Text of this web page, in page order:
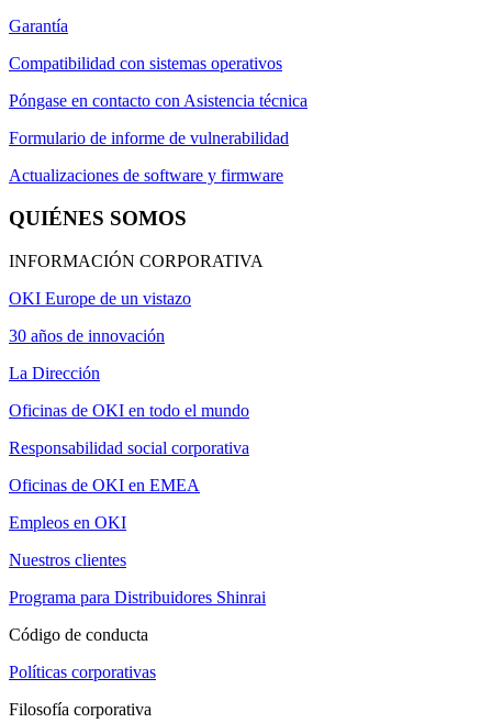
Garantía
Compatibilidad con sistemas operativos
Póngase en contacto con Asistencia técnica
Formulario de informe de vulnerabilidad
Actualizaciones de software y firmware
QUIÉNES SOMOS
INFORMACIÓN CORPORATIVA
OKI Europe de un vistazo
30 años de innovación
La Dirección
Oficinas de OKI en todo el mundo
Responsabilidad social corporativa
Oficinas de OKI en EMEA
Empleos en OKI
Nuestros clientes
Programa para Distribuidores Shinrai
Código de conducta
Políticas corporativas
Filosofía corporativa